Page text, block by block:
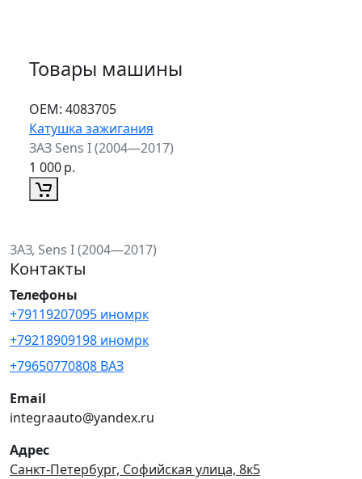
Товары машины
ОЕМ: 4083705
Катушка зажигания
ЗАЗ Sens I (2004—2017)
1 000р.
ЗАЗ, Sens I (2004—2017)
Контакты
Телефоны
+79119207095 иномрк
+79218909198 иномрк
+79650770808 ВАЗ
Email
integraauto@yandex.ru
Адрес
Санкт-Петербург, Софийская улица, 8к5